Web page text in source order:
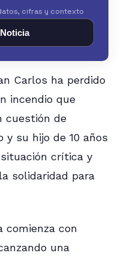
cifras y contexto
Carlos ha perdido
incendio que
cuestión de
su hijo de 10 años
crítica y
solidaridad para
comienza con
una